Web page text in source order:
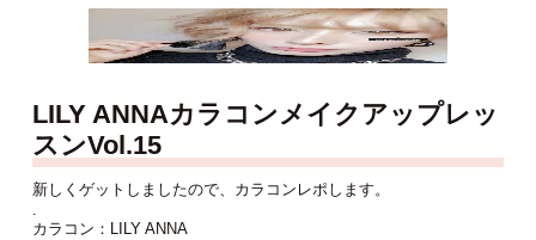
LILY ANNAカラコンメイクアップレッ
スンVol.15
新しくゲットしましたので、カラコンレポします。
.
カラコン：LILY ANNA